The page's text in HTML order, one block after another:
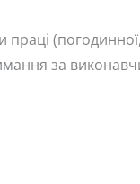
праці
за